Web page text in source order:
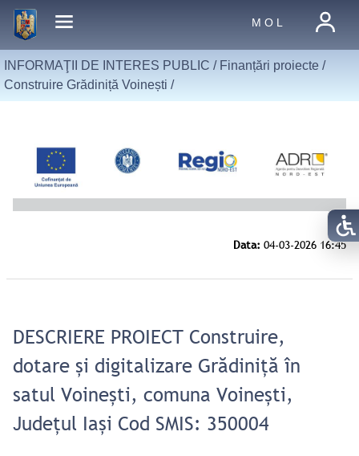
M O L
INFORMAŢII DE INTERES PUBLIC / Finanțări proiecte/
Construire Grădiniță Voinești /
DESCRIERE PROIECT Construire,
dotare și digitalizare Grădiniță în
satul Voinești, comuna Voinești,
Județul Iași Cod SMIS: 350004